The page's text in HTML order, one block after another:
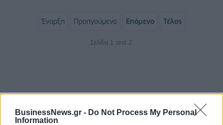
BusinessNews.gr - Do Not Process My Personal
Information
Έναρξη Προηγούμενο Επόμενο Τέλος
Σελίδα 1 από 2